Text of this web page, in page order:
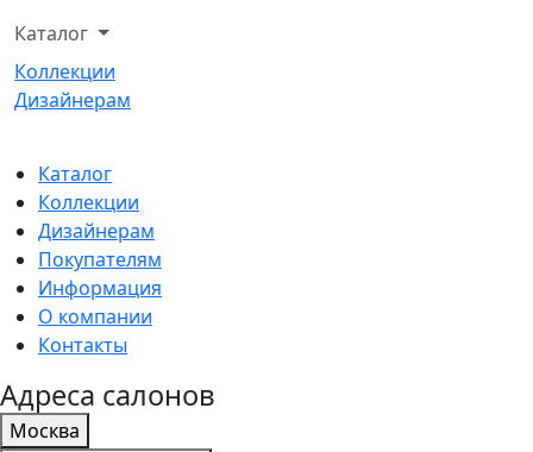
Каталог
Коллекции
Дизайнерам
Каталог
Коллекции
Дизайнерам
Покупателям
Информация
О компании
Контакты
Адреса салонов
Москва